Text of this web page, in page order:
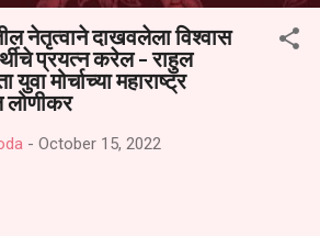
उपस्थितीत मतदान पद्धतीने शालेय समितीची
मागणी पालकांनी केली आहे. या निवेदनाच्या प्रती
जालना तसेच तालुका शिक्षण अधिकारी,
असून प्रशासन याबाबत काय निर्णय घेते, याकडे
न...
नेतृत्वाने दाखवलेला विश्वास
प्रयत्न करेल - राहुल
मोर्चाच्या महाराष्ट्र
लोणीकर
- October 15, 2022